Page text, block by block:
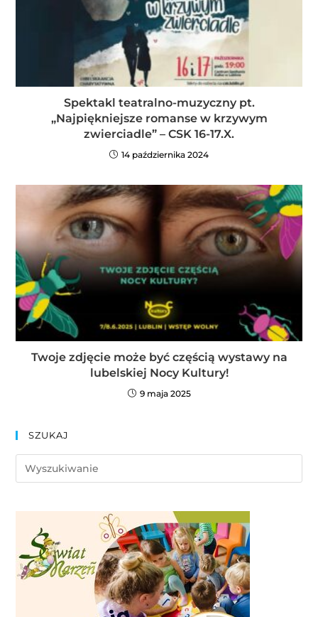
Spektakl teatralno-muzyczny pt.
„Najpiękniejsze romanse w krzywym
zwierciadle” – CSK 16-17.X.
14 października 2024
Twoje zdjęcie może być częścią wystawy na
lubelskiej Nocy Kultury!
9 maja 2025
SZUKAJ